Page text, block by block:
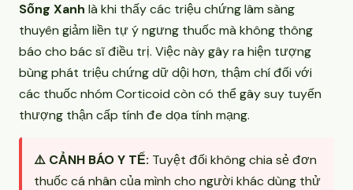
Sống Xanh là khi thấy các triệu chứng lâm sàng
thuyên giảm liền tự ý ngưng thuốc mà không thông
báo cho bác sĩ điều trị. Việc này gây ra hiện tượng
bùng phát triệu chứng dữ dội hơn, thậm chí đối với
các thuốc nhóm Corticoid còn có thể gây suy tuyến
thượng thận cấp tính đe dọa tính mạng.
⚠️ CẢNH BÁO Y TẾ: Tuyệt đối không chia sẻ đơn
thuốc cá nhân của mình cho người khác dùng thử